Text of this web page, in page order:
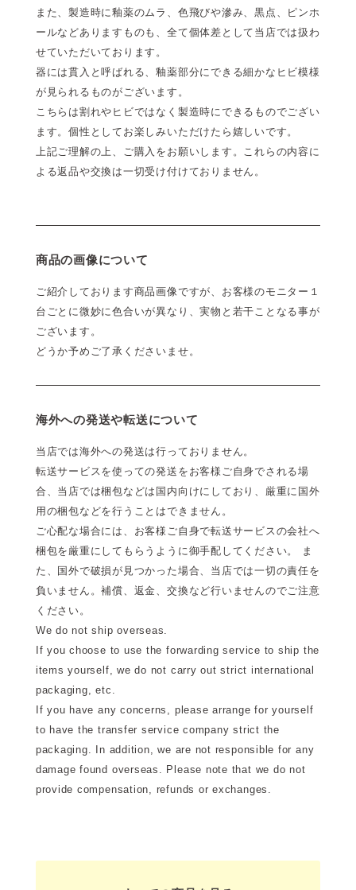
また、製造時に釉薬のムラ、色飛びや滲み、黒点、ピンホ
ールなどありますものも、全て個体差として当店では扱わ
せていただいております。
器には貫入と呼ばれる、釉薬部分にできる細かなヒビ模様
が見られるものがございます。
こちらは割れやヒビではなく製造時にできるものでござい
ます。個性としてお楽しみいただけたら嬉しいです。
上記ご理解の上、ご購入をお願いします。これらの内容に
よる返品や交換は一切受け付けておりません。
商品の画像について
ご紹介しております商品画像ですが、お客様のモニター１
台ごとに微妙に色合いが異なり、実物と若干ことなる事が
ございます。
どうか予めご了承くださいませ。
海外への発送や転送について
当店では海外への発送は行っておりません。
転送サービスを使っての発送をお客様ご自身でされる場
合、当店では梱包などは国内向けにしており、厳重に国外
用の梱包などを行うことはできません。
ご心配な場合には、お客様ご自身で転送サービスの会社へ
梱包を厳重にしてもらうように御手配してください。 ま
た、国外で破損が見つかった場合、当店では一切の責任を
負いません。補償、返金、交換など行いませんのでご注意
ください。
We do not ship overseas.
If you choose to use the forwarding service to ship the
items yourself, we do not carry out strict international
packaging, etc.
If you have any concerns, please arrange for yourself
to have the transfer service company strict the
packaging. In addition, we are not responsible for any
damage found overseas. Please note that we do not
provide compensation, refunds or exchanges.